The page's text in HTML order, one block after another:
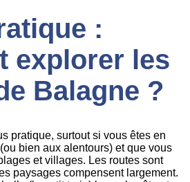
:
explorer les
Balagne ?
pratique, surtout si vous êtes en
(ou bien aux alentours) et que vous
et villages. Les routes sont
paysages compensent largement.